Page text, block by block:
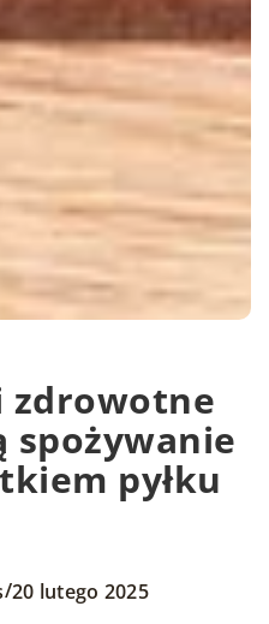
zdrowotne
spożywanie
pyłku
/20 lutego 2025